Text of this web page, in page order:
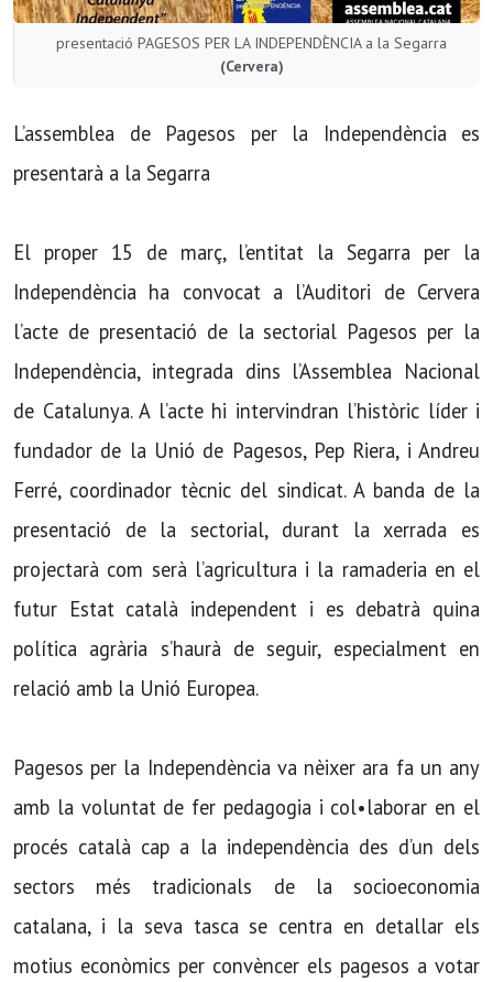
presentació PAGESOS PER LA INDEPENDÈNCIA a la Segarra
(Cervera)
L’assemblea de Pagesos per la Independència es
presentarà a la Segarra
El proper 15 de març, l’entitat la Segarra per la
Independència ha convocat a l’Auditori de Cervera
l’acte de presentació de la sectorial Pagesos per la
Independència, integrada dins l’Assemblea Nacional
de Catalunya. A l’acte hi intervindran l’històric líder i
fundador de la Unió de Pagesos, Pep Riera, i Andreu
Ferré, coordinador tècnic del sindicat. A banda de la
presentació de la sectorial, durant la xerrada es
projectarà com serà l’agricultura i la ramaderia en el
futur Estat català independent i es debatrà quina
política agrària s’haurà de seguir, especialment en
relació amb la Unió Europea.
Pagesos per la Independència va nèixer ara fa un any
amb la voluntat de fer pedagogia i col•laborar en el
procés català cap a la independència des d’un dels
sectors més tradicionals de la socioeconomia
catalana, i la seva tasca se centra en detallar els
motius econòmics per convèncer els pagesos a votar